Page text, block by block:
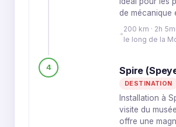
de mécanique
200 km · 2h
le long de la
4 Spire
DESTINATION
Installation à
visite du
offre une